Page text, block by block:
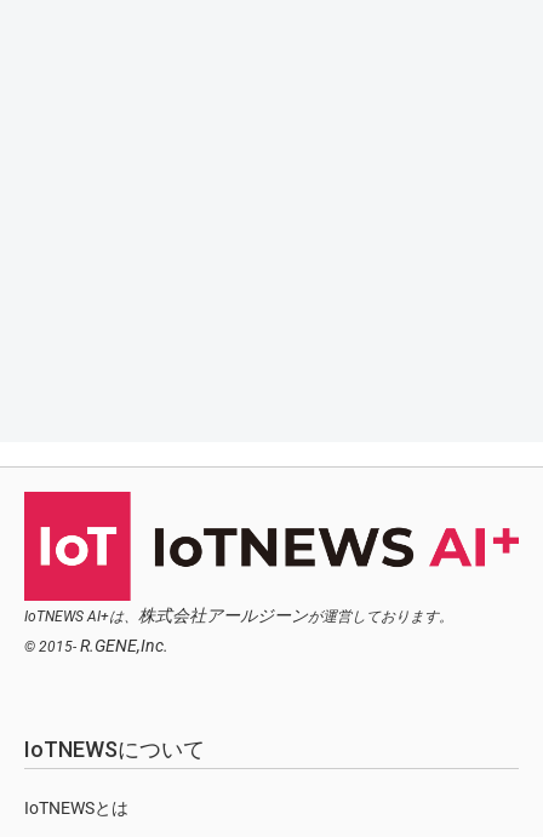
IoTNEWS AI+は、 株式会社アールジーンが運営しております。
© 2015- R.GENE,Inc.
IoTNEWSについて
IoTNEWSとは